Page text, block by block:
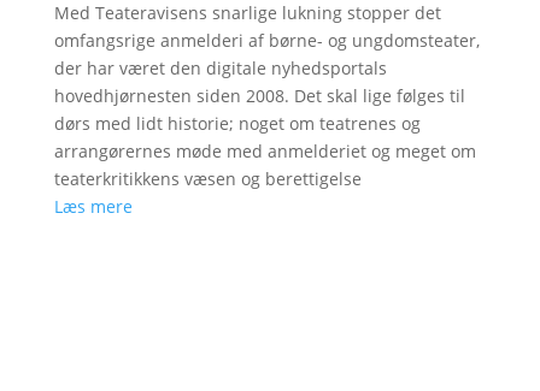
Med Teateravisens snarlige lukning stopper det
omfangsrige anmelderi af børne- og ungdomsteater,
der har været den digitale nyhedsportals
hovedhjørnesten siden 2008. Det skal lige følges til
dørs med lidt historie; noget om teatrenes og
arrangørernes møde med anmelderiet og meget om
teaterkritikkens væsen og berettigelse
Læs mere